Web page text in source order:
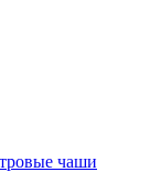
чаши